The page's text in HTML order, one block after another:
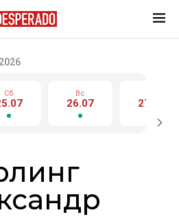
Сб Вс
26.07 27.07